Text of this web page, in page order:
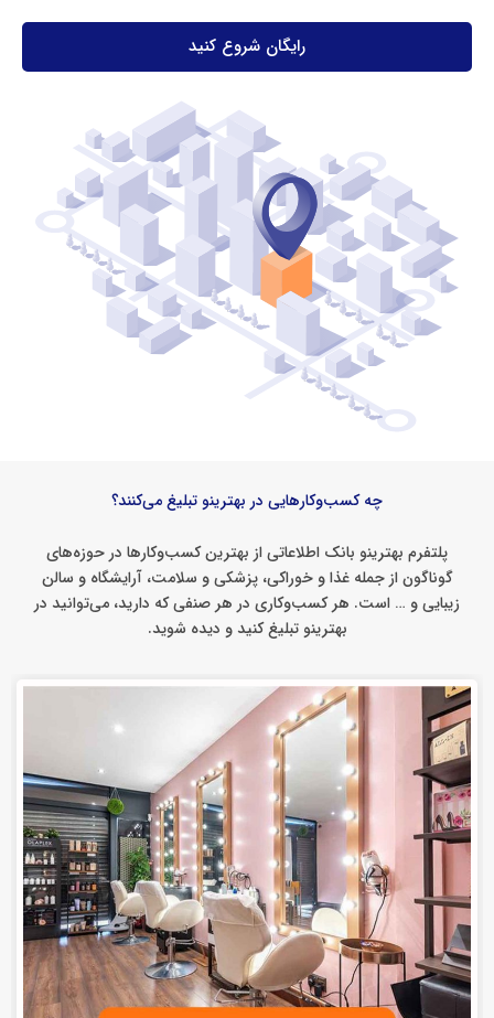
رایگان شروع کنید
چه کسب‌وکارهایی در بهترینو تبلیغ می‌کنند؟
پلتفرم بهترینو بانک اطلاعاتی از بهترین کسب‌وکار‌ها در حوزه‌های
گوناگون از جمله غذا و خوراکی، پزشکی و سلامت، آرایشگاه و سالن
زیبایی و … است. هر کسب‌وکاری در هر صنفی که دارید، می‌توانید در
بهترینو تبلیغ کنید و دیده شوید.